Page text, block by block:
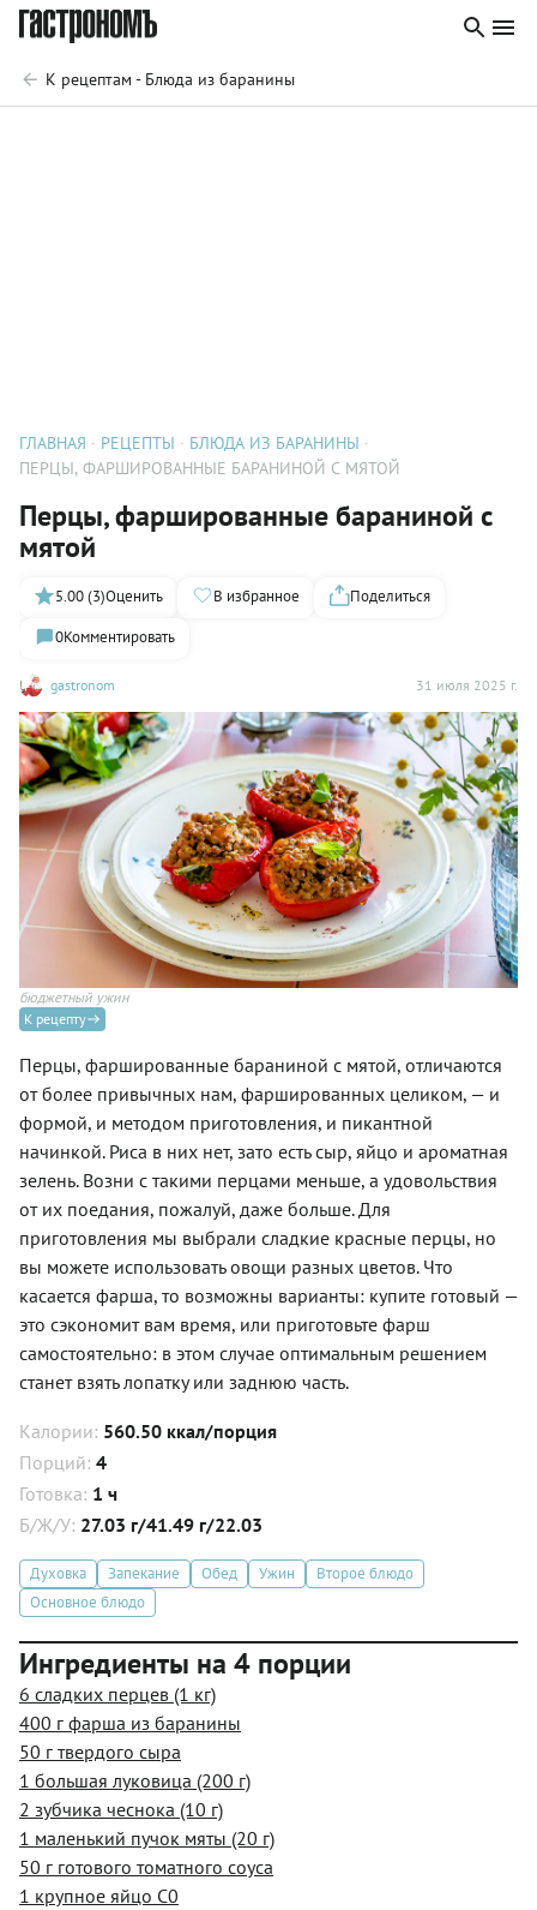
К рецептам - Блюда из баранины
ГЛАВНАЯ РЕЦЕПТЫ
БЛЮДА ИЗ БАРАНИНЫ
ПЕРЦЫ, ФАРШИРОВАННЫЕ БАРАНИНОЙ С МЯТОЙ
Перцы, фаршированные бараниной с
мятой
gastronom 31 июля 2025 г.
5.00 (3)Оценить В избранное
Поделиться
0Комментировать
бюджетный ужин
К рецепту
Перцы, фаршированные бараниной с мятой, отличаются
от более привычных нам, фаршированных целиком, — и
формой, и методом приготовления, и пикантной
начинкой. Риса в них нет, зато есть сыр, яйцо и ароматная
зелень. Возни с такими перцами меньше, а удовольствия
от их поедания, пожалуй, даже больше. Для
приготовления мы выбрали сладкие красные перцы, но
вы можете использовать овощи разных цветов. Что
касается фарша, то возможны варианты: купите готовый —
это сэкономит вам время, или приготовьте фарш
самостоятельно: в этом случае оптимальным решением
станет взять лопатку или заднюю часть.
Калории: 560.50 ккал/порция
Порций: 4
Готовка: 1 ч
Б/Ж/У: 27.03 г/41.49 г/22.03
Духовка Запекание Обед Ужин
Второе блюдо
Основное блюдо
Ингредиенты на 4 порции
6 сладких перцев (1 кг)
400 г фарша из баранины
50 г твердого сыра
1 большая луковица (200 г)
2 зубчика чеснока (10 г)
1 маленький пучок мяты (20 г)
50 г готового томатного соуса
1 крупное яйцо С0